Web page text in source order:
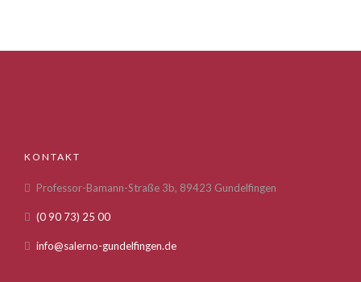
KONTAKT
Professor-Bamann-Straße 3b, 89423 Gundelfingen
(0 90 73) 25 00
info@salerno-gundelfingen.de